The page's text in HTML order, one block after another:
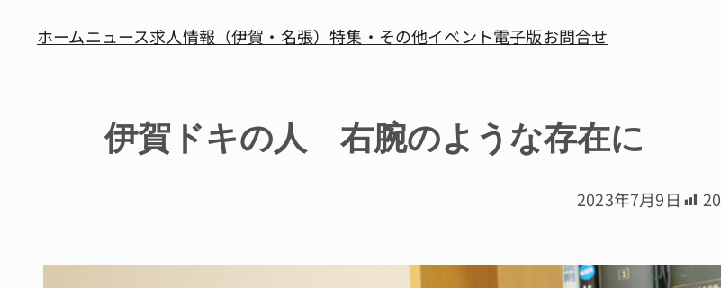
ホームニュース求人情報（伊賀・名張）特集・その他イベント電子版お問合せ
伊賀ドキの人 右腕のような存在に
2023年7月9日 20